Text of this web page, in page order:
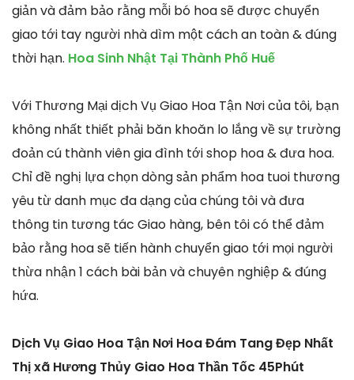
giản và đảm bảo rằng mỗi bó hoa sẽ được chuyển
giao tới tay người nhà dìm một cách an toàn & đúng
thời hạn. Hoa Sinh Nhật Tại Thành Phố Huế
Với Thương Mại dịch Vụ Giao Hoa Tận Nơi của tôi, bạn
không nhất thiết phải băn khoăn lo lắng về sự trường
đoản cú thành viên gia đình tới shop hoa & đưa hoa.
Chỉ đề nghị lựa chọn dòng sản phẩm hoa tuoi thương
yêu từ danh mục đa dạng của chúng tôi và đưa
thông tin tương tác Giao hàng, bên tôi có thể đảm
bảo rằng hoa sẽ tiến hành chuyển giao tới mọi người
thừa nhận 1 cách bài bản và chuyên nghiệp & đúng
hứa.
Dịch Vụ Giao Hoa Tận Nơi Hoa Đám Tang Đẹp Nhất
Thị xã Hương Thủy Giao Hoa Thần Tốc 45Phút